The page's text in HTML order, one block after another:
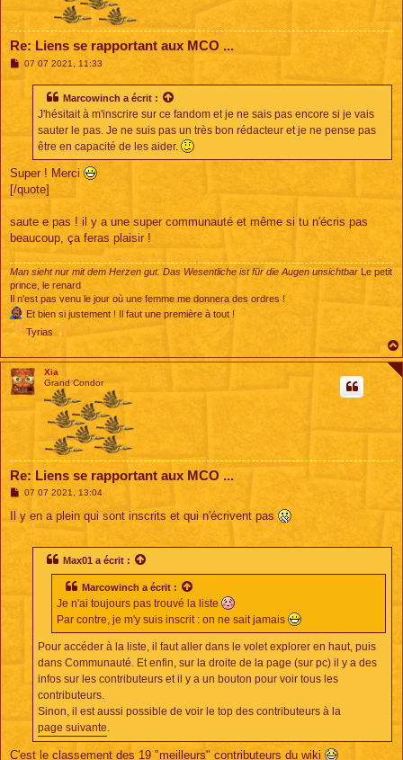
Re: Liens se rapportant aux MCO ...
M07 07 2021, 11:33
Marcowinch a écrit :
J'hésitait à m'inscrire sur ce fandom et je ne sais pas encore si je vais
sauter le pas. Je ne suis pas un très bon rédacteur et je ne pense pas
être en capacité de les aider.
Super ! Merci
[/quote]
saute e pas ! il y a une super communauté et même si tu n'écris pas
beaucoup, ça feras plaisir !
Man sieht nur mit dem Herzen gut. Das Wesentliche ist für die Augen unsichtbar Le petit
prince, le renard
Il n'est pas venu le jour où une femme me donnera des ordres !
Et bien si justement ! Il faut une première à tout !
Tyrias
Xia
Grand Condor
Re: Liens se rapportant aux MCO ...
M
s
s
07 07 2021, 13:04
Il y en a plein qui sont inscrits et qui n'écrivent pas
Max01 a écrit :
Marcowinch a écrit :
Je n'ai toujours pas trouvé la liste
Par contre, je m'y suis inscrit : on ne sait jamais
Pour accéder à la liste, il faut aller dans le volet explorer en haut, puis
dans Communauté. Et enfin, sur la droite de la page (sur pc) il y a des
infos sur les contributeurs et il y a un bouton pour voir tous les
contributeurs.
Sinon, il est aussi possible de voir le top des contributeurs à la
page suivante.
C'est le classement des 19 "meilleurs" contributeurs du wiki